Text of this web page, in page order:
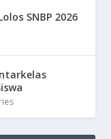
SNBP 2026